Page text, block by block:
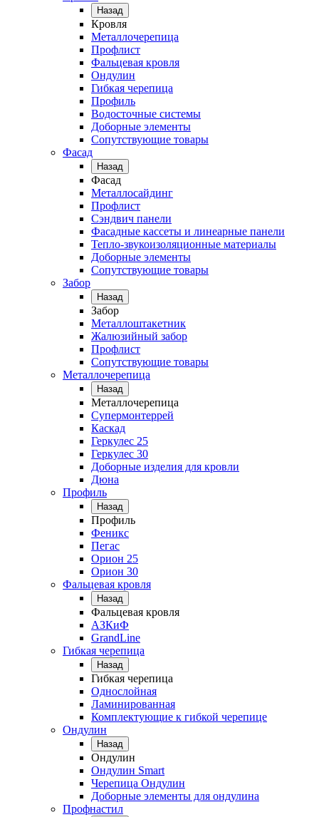
Назад
Кровля
Металлочерепица
Профлист
Фальцевая кровля
Ондулин
Гибкая черепица
Профиль
Водосточные системы
Доборные элементы
Сопутствующие товары
Фасад
Назад
Фасад
Металлосайдинг
Профлист
Сэндвич панели
Фасадные кассеты и линеарные панели
Тепло-звукоизоляционные материалы
Доборные элементы
Сопутствующие товары
Забор
Назад
Забор
Металлоштакетник
Жалюзийный забор
Профлист
Сопутствующие товары
Металлочерепица
Назад
Металлочерепица
Супермонтеррей
Каскад
Геркулес 25
Геркулес 30
Доборные изделия для кровли
Дюна
Профиль
Назад
Профиль
Феникс
Пегас
Орион 25
Орион 30
Фальцевая кровля
Назад
Фальцевая кровля
АЗКиФ
GrandLine
Гибкая черепица
Назад
Гибкая черепица
Однослойная
Ламинированная
Комплектующие к гибкой черепице
Ондулин
Назад
Ондулин
Ондулин Smart
Черепица Ондулин
Доборные элементы для ондулина
Профнастил